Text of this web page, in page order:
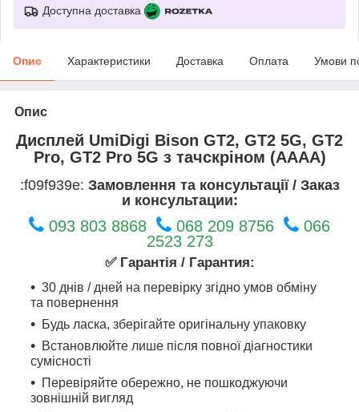
Доступна доставка
Опис Характеристики Доставка Оплата Умови
Опис
Дисплей UmiDigi Bison GT2, GT2 5G, GT2
Pro, GT2 Pro 5G з тачскріном (AAAA)
:f09f939e: Замовлення та консультації / Заказ
и консультации:
093 803 8868 068 209 8756
066
2523 273
✅ Гарантія / Гарантия:
30 днів / дней на перевірку згідно умов обміну
та повернення
Будь ласка, зберігайте оригінальну упаковку
Встановлюйте лише після повної діагностики
сумісності
Перевіряйте обережно, не пошкоджуючи
зовнішній вигляд